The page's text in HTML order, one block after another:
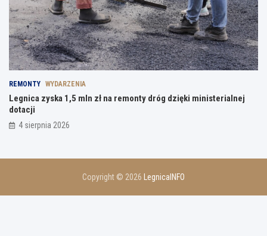
REMONTY WYDARZENIA
Legnica zyska 1,5 mln zł na remonty dróg dzięki ministerialnej
dotacji
4 sierpnia 2026
Copyright © 2026 LegnicaINFO